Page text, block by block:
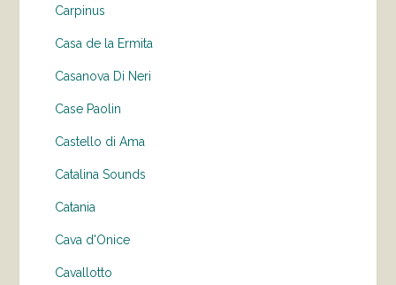
Carpinus
Casa de la Ermita
Casanova Di Neri
Case Paolin
Castello di Ama
Catalina Sounds
Catania
Cava d'Onice
Cavallotto